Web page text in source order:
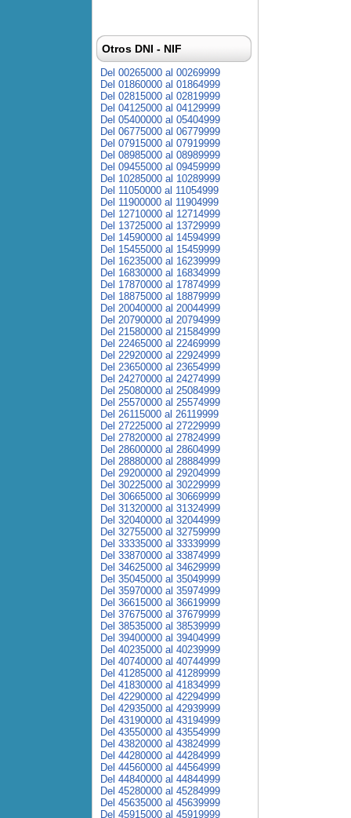
Otros DNI - NIF
Del 00265000 al 00269999
Del 01860000 al 01864999
Del 02815000 al 02819999
Del 04125000 al 04129999
Del 05400000 al 05404999
Del 06775000 al 06779999
Del 07915000 al 07919999
Del 08985000 al 08989999
Del 09455000 al 09459999
Del 10285000 al 10289999
Del 11050000 al 11054999
Del 11900000 al 11904999
Del 12710000 al 12714999
Del 13725000 al 13729999
Del 14590000 al 14594999
Del 15455000 al 15459999
Del 16235000 al 16239999
Del 16830000 al 16834999
Del 17870000 al 17874999
Del 18875000 al 18879999
Del 20040000 al 20044999
Del 20790000 al 20794999
Del 21580000 al 21584999
Del 22465000 al 22469999
Del 22920000 al 22924999
Del 23650000 al 23654999
Del 24270000 al 24274999
Del 25080000 al 25084999
Del 25570000 al 25574999
Del 26115000 al 26119999
Del 27225000 al 27229999
Del 27820000 al 27824999
Del 28600000 al 28604999
Del 28880000 al 28884999
Del 29200000 al 29204999
Del 30225000 al 30229999
Del 30665000 al 30669999
Del 31320000 al 31324999
Del 32040000 al 32044999
Del 32755000 al 32759999
Del 33335000 al 33339999
Del 33870000 al 33874999
Del 34625000 al 34629999
Del 35045000 al 35049999
Del 35970000 al 35974999
Del 36615000 al 36619999
Del 37675000 al 37679999
Del 38535000 al 38539999
Del 39400000 al 39404999
Del 40235000 al 40239999
Del 40740000 al 40744999
Del 41285000 al 41289999
Del 41830000 al 41834999
Del 42290000 al 42294999
Del 42935000 al 42939999
Del 43190000 al 43194999
Del 43550000 al 43554999
Del 43820000 al 43824999
Del 44280000 al 44284999
Del 44560000 al 44564999
Del 44840000 al 44844999
Del 45280000 al 45284999
Del 45635000 al 45639999
Del 45915000 al 45919999